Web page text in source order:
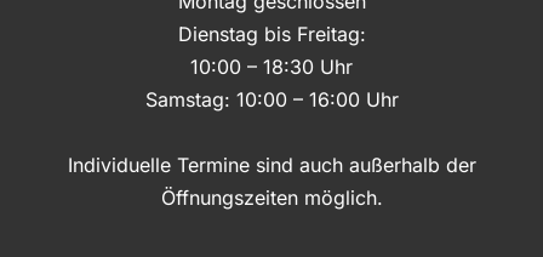
Dienstag bis Freitag:
10:00 – 18:30 Uhr
Samstag: 10:00 – 16:00 Uhr
Individuelle Termine sind auch außerhalb der
Öffnungszeiten möglich.